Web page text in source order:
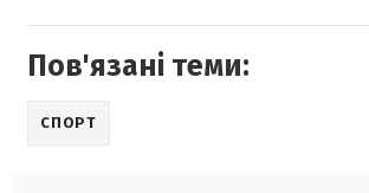
Пов'язані теми:
СПОРТ